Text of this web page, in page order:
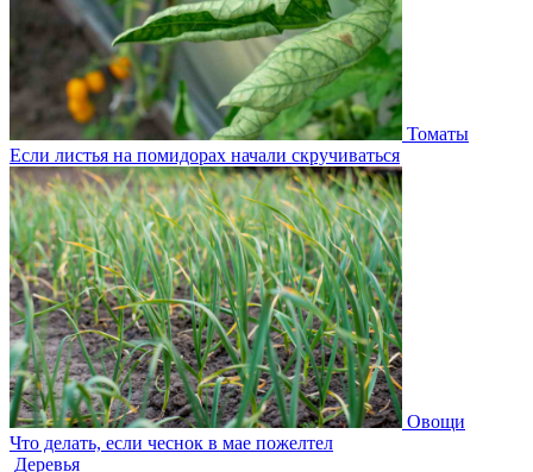
Томаты
Если листья на помидорах начали скручиваться
Овощи
Что делать, если чеснок в мае пожелтел
Деревья